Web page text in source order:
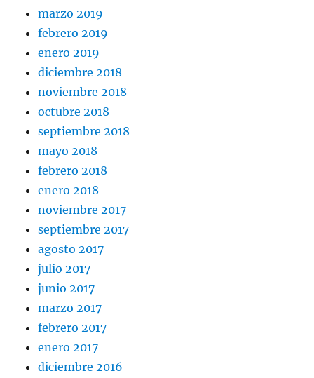
marzo 2019
febrero 2019
enero 2019
diciembre 2018
noviembre 2018
octubre 2018
septiembre 2018
mayo 2018
febrero 2018
enero 2018
noviembre 2017
septiembre 2017
agosto 2017
julio 2017
junio 2017
marzo 2017
febrero 2017
enero 2017
diciembre 2016